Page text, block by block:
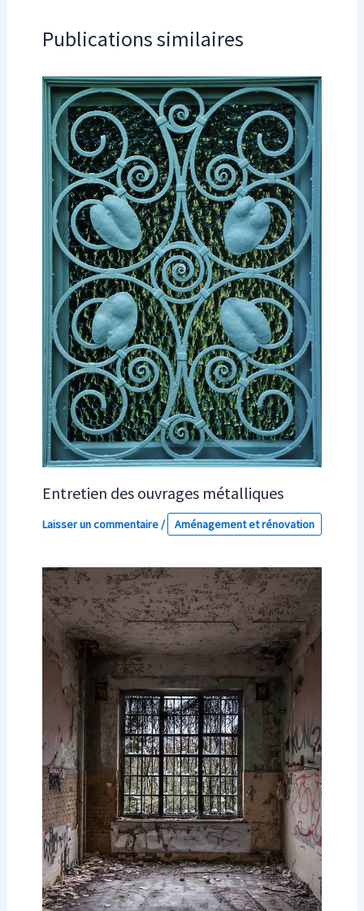
Publications similaires
Entretien des ouvrages métalliques
Laisser un commentaire/ Aménagement et rénovation